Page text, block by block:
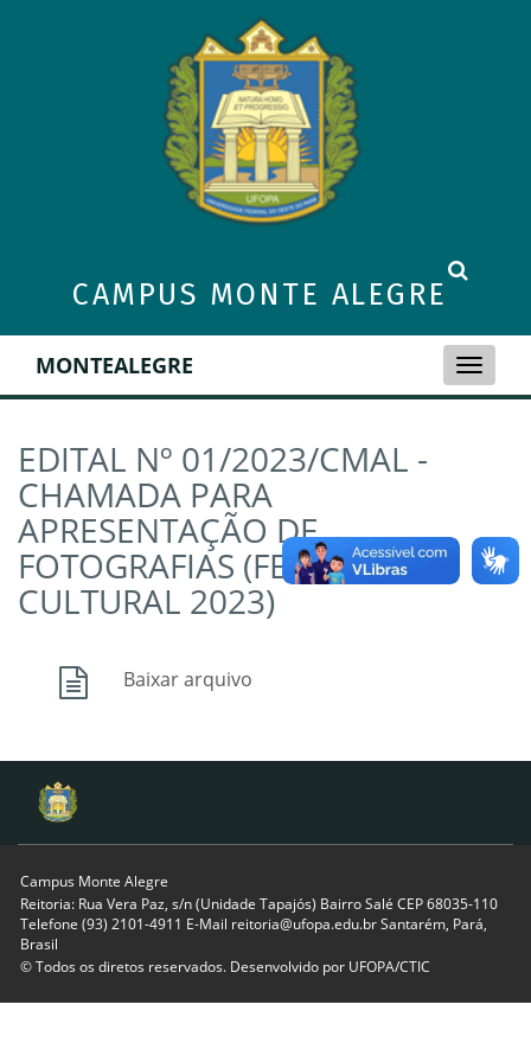
CAMPUS MONTE ALEGRE
Toggle
MONTEALEGRE
EDITAL Nº 01/2023/CMAL -
CHAMADA PARA
APRESENTAÇÃO DE
FOTOGRAFIAS (FESTIVAL
CULTURAL 2023)
Baixar arquivo
Campus Monte Alegre
Reitoria: Rua Vera Paz, s/n (Unidade Tapajós) Bairro Salé CEP 68035-110
Telefone (93) 2101-4911 E-Mail reitoria@ufopa.edu.br Santarém, Pará,
Brasil
© Todos os diretos reservados. Desenvolvido por UFOPA/CTIC